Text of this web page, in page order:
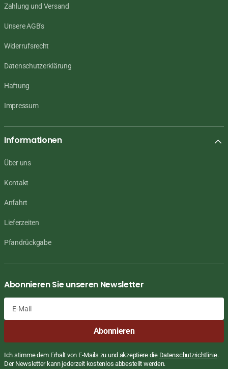
Zahlung und Versand
Unsere AGB's
Widerrufsrecht
Datenschutzerklärung
Haftung
Impressum
Informationen
Über uns
Kontakt
Anfahrt
Lieferzeiten
Pfandrückgabe
Abonnieren Sie unseren Newsletter
Abonnieren
Ich stimme dem Erhalt von E-Mails zu und akzeptiere die Datenschutzrichtlinie.
Der Newsletter kann jederzeit kostenlos abbestellt werden.